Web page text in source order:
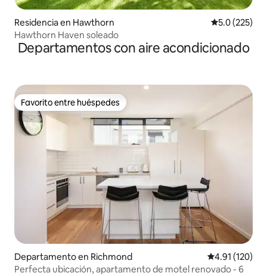
Residencia en Hawthorn Calificación
5.0 (225)
Hawthorn Haven soleado
Departamentos con aire acondicionado
Favorito entre huéspedes
Favorito entre huéspedes
Departamento en Richmond Calificación
4.91 (120)
Perfecta ubicación, apartamento de motel renovado - 6